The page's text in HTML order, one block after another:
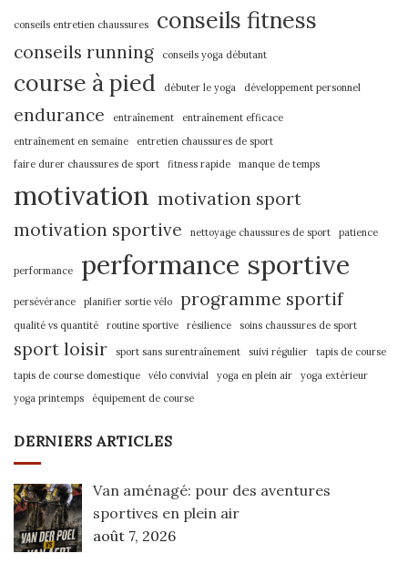
conseils entretien chaussures conseils fitness
conseils running conseils yoga débutant
course à pied débuter le yoga développement personnel
endurance entraînement
entraînement efficace
entraînement en semaine
entretien chaussures de sport
faire durer chaussures de sport
fitness rapide manque de temps
motivation motivation sport
motivation sportive
nettoyage chaussures de sport patience
performance performance sportive
persévérance planifier sortie vélo programme sportif
qualité vs quantité routine sportive résilience soins chaussures de sport
sport loisir sport sans surentraînement suivi régulier
tapis de course
tapis de course domestique
vélo convivial yoga en plein air
yoga extérieur
yoga printemps
équipement de course
DERNIERS ARTICLES
Van aménagé: pour des aventures
sportives en plein air
août 7, 2026